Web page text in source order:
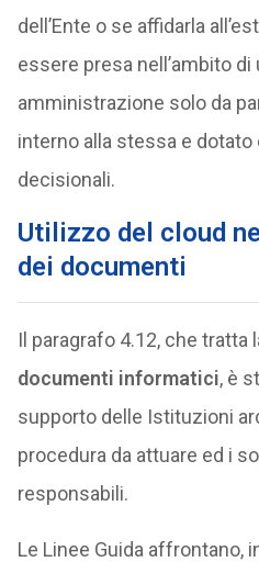
dell’Ente o se affidarla
essere presa nell’ambito di
amministrazione solo da
interno alla stessa e dotato
decisionali.
Utilizzo del cloud
dei documenti
Il paragrafo 4.12, che tratta
documenti informatici, è
supporto delle Istituzioni
procedura da attuare ed i
responsabili.
Le Linee Guida affrontano,